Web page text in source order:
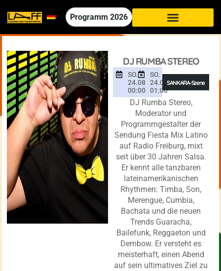
Programm 2026
DJ RUMBA STEREO
SO.
24.08
00:00
SO.
24.08
01:00
SANKARA-Szene
DJ Rumba Stereo,
Moderator und
Programmgestalter der
Sendung Fiesta Mix Latino
auf Radio Freiburg, mixt
seit über 30 Jahren Salsa.
Er kennt alle tanzbaren
lateinamerikanischen
Rhythmen: Timba, Son,
Merengue, Cumbia,
Bachata und die neuen
Trends Guaracha,
Bailefunk, Reggaeton und
Dembow. Er versteht es
meisterhaft, einen Abend
auf sein ultimatives Ziel zu